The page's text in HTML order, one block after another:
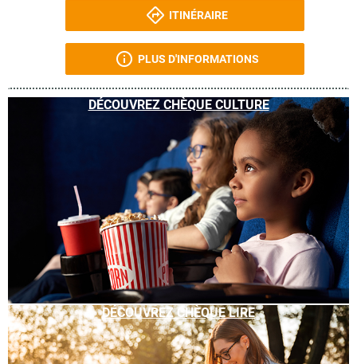
ITINÉRAIRE
PLUS D'INFORMATIONS
DÉCOUVREZ CHÈQUE CULTURE
DÉCOUVREZ CHÈQUE LIRE